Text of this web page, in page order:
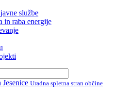
službe
in raba energije
Uradna spletna stran občine